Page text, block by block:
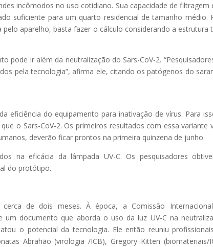
incômodos no uso cotidiano. Sua capacidade de filtragem
suficiente para um quarto residencial de tamanho médio.
aparelho, basta fazer o cálculo considerando a estrutura
pode ir além da neutralização do Sars-CoV-2.
pela tecnologia”, afirma ele, citando os patógenos do
eficiência do equipamento para inativação de vírus. Para
o Sars-CoV-2. Os primeiros resultados com essa variante
deverão ficar prontos na primeira quinzena de junho.
na eficácia da lâmpada UV-C. Os pesquisadores
do protótipo.
de dois meses. À época, a Comissão
documento que aborda o uso da luz UV-C na
o potencial da tecnologia. Ele então reuniu
Abrahão (virologia /ICB), Gregory Kitten (biomateriais/